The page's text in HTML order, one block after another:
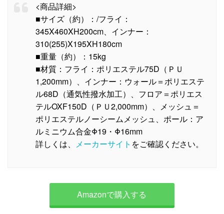
<商品詳細>
■サイズ（約）：/フライ：
345X460XH200cm、インナー：
310(255)X195XH180cm
■重量（約）：15kg
■材質：フライ：ポリエステル75D（ＰＵ
1,200mm）、インナー：ウォール＝ポリエステ
ル68D（通気性撥水加工）、フロア＝ポリエス
テルOXF150D（ＰＵ2,000mm）、メッシュ＝
ポリエステルノーシームメッシュ、ポール：ア
ルミニウム合金Φ19・Φ16mm
詳しくは、 メーカーサイト をご確認ください。
Amazonで購入する